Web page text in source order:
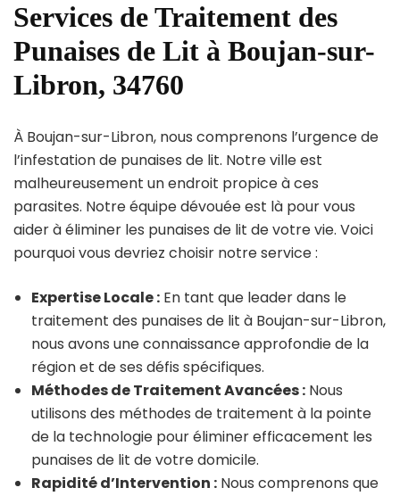
Services de Traitement des
Punaises de Lit à Boujan-sur-
Libron, 34760
À Boujan-sur-Libron, nous comprenons l’urgence de
l’infestation de punaises de lit. Notre ville est
malheureusement un endroit propice à ces
parasites. Notre équipe dévouée est là pour vous
aider à éliminer les punaises de lit de votre vie. Voici
pourquoi vous devriez choisir notre service :
Expertise Locale : En tant que leader dans le
traitement des punaises de lit à Boujan-sur-Libron,
nous avons une connaissance approfondie de la
région et de ses défis spécifiques.
Méthodes de Traitement Avancées : Nous
utilisons des méthodes de traitement à la pointe
de la technologie pour éliminer efficacement les
punaises de lit de votre domicile.
Rapidité d’Intervention : Nous comprenons que